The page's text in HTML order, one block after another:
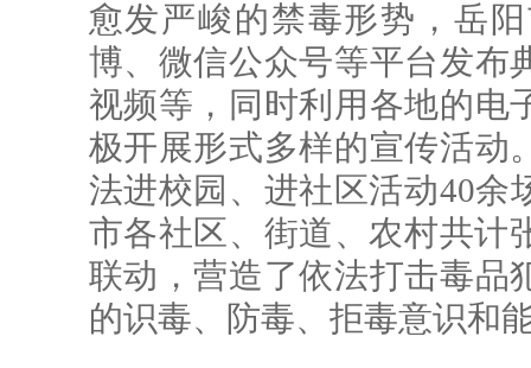
愈发严峻的禁毒形势，岳
博、微信公众号等平台发布
视频等，同时利用各地的电
极开展形式多样的宣传活动
法进校园、进社区活动40余
市各社区、街道、农村共计
联动，营造了依法打击毒品
的识毒、防毒、拒毒意识和